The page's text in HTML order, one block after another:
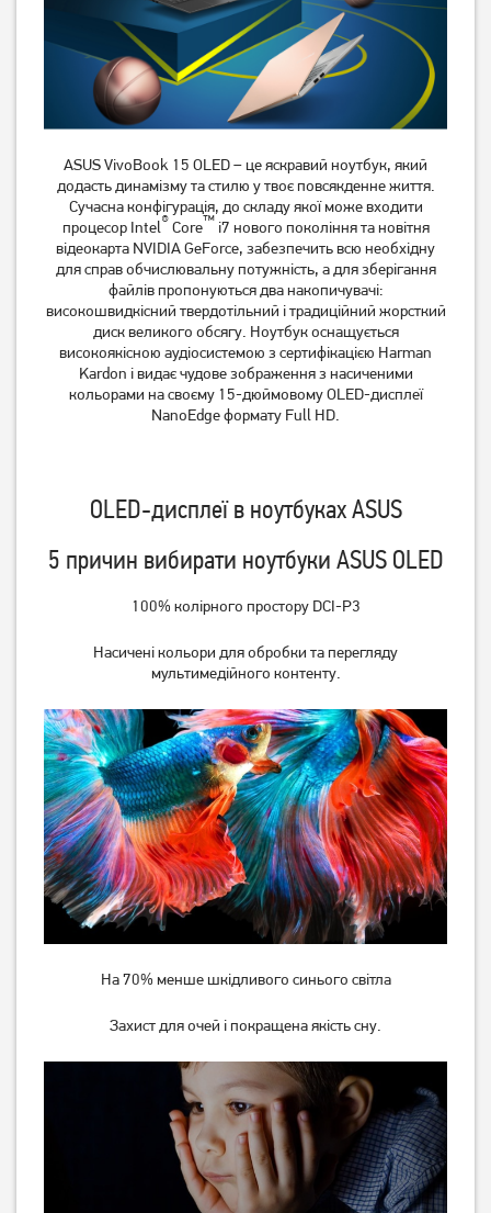
cw0009ua (949X2EA)
47 999грн
AL15-45P (NX.DLQEU.001)
30 999грн
AL16-54P-51BX
29 999грн
X1504VA-BQ2919W
34 999грн
Ноутбук HP 255R G10
(AD1U9ET)
28 999грн
Ноутбук Asus TUF Gaming
A16 FA607NUG
(FA607NUG-RL117)
55 999 грн
Ноутбук HP Victus 15-
Ноутбук Asus ExpertBook
B1 B1503CVA (B1503CVA-
ASUS VivoBook 15 OLED – це яскравий ноутбук, який
додасть динамізму та стилю у твоє повсякденне життя.
Сучасна конфігурація, до складу якої може входити
процесор Intel® Core™i7 нового покоління та новітня
відеокарта NVIDIA GeForce, забезпечить всю необхідну
для справ обчислювальну потужність, а для зберігання
файлів пропонуються два накопичувачі:
високошвидкісний твердотільний і традиційний жорсткий
диск великого обсягу. Ноутбук оснащується
високоякісною аудіосистемою з сертифікацією Harman
Kardon і видає чудове зображення з насиченими
кольорами на своєму 15-дюймовому OLED-дисплеї
NanoEdge формату Full HD.
OLED-дисплеї в ноутбуках ASUS
5 причин вибирати ноутбуки ASUS OLED
100% колірного простору DCI-P3
Насичені кольори для обробки та перегляду
мультимедійного контенту.
На 70% менше шкідливого синього світла
Захист для очей і покращена якість сну.